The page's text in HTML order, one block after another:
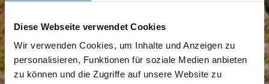
Diese Webseite verwendet Cookies
Wir verwenden Cookies, um Inhalte und Anzeigen zu
personalisieren, Funktionen für soziale Medien anbieten
zu können und die Zugriffe auf unsere Website zu